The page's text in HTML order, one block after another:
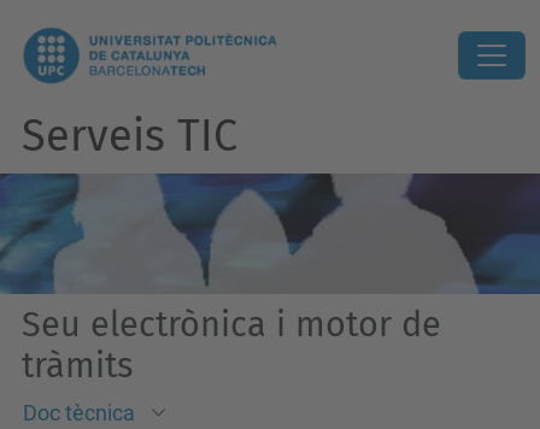
Serveis TIC
Seu electrònica i motor de
tràmits
Doc tècnica